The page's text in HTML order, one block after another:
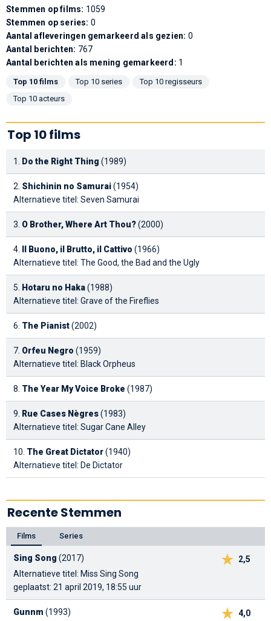
Stemmen op films: 1059
Stemmen op series: 0
Aantal afleveringen gemarkeerd als gezien: 0
Aantal berichten: 767
Aantal berichten als mening gemarkeerd: 1
Top 10 films Top 10 series
Top 10 regisseurs
Top 10 acteurs
Top 10 films
1. Do the Right Thing (1989)
2. Shichinin no Samurai(1954)
Alternatieve titel: Seven Samurai
3. O Brother, Where Art Thou?(2000)
4. Il Buono, il Brutto, il Cattivo (1966)
Alternatieve titel: The Good, the Bad and the Ugly
5. Hotaru no Haka(1988)
Alternatieve titel: Grave of the Fireflies
6. The Pianist(2002)
7. Orfeu Negro (1959)
Alternatieve titel: Black Orpheus
8. The Year My Voice Broke (1987)
9. Rue Cases Nègres(1983)
Alternatieve titel: Sugar Cane Alley
10. The Great Dictator(1940)
Alternatieve titel: De Dictator
Recente Stemmen
Films Series
2,5
Sing Song (2017)
Alternatieve titel: Miss Sing Song
geplaatst: 21 april 2019, 18:55 uur
4,0
Gunnm (1993)